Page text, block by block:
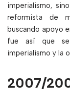
imperialismo,
reformista de
buscando apoyo
fue así que se
imperialismo y la
2007/